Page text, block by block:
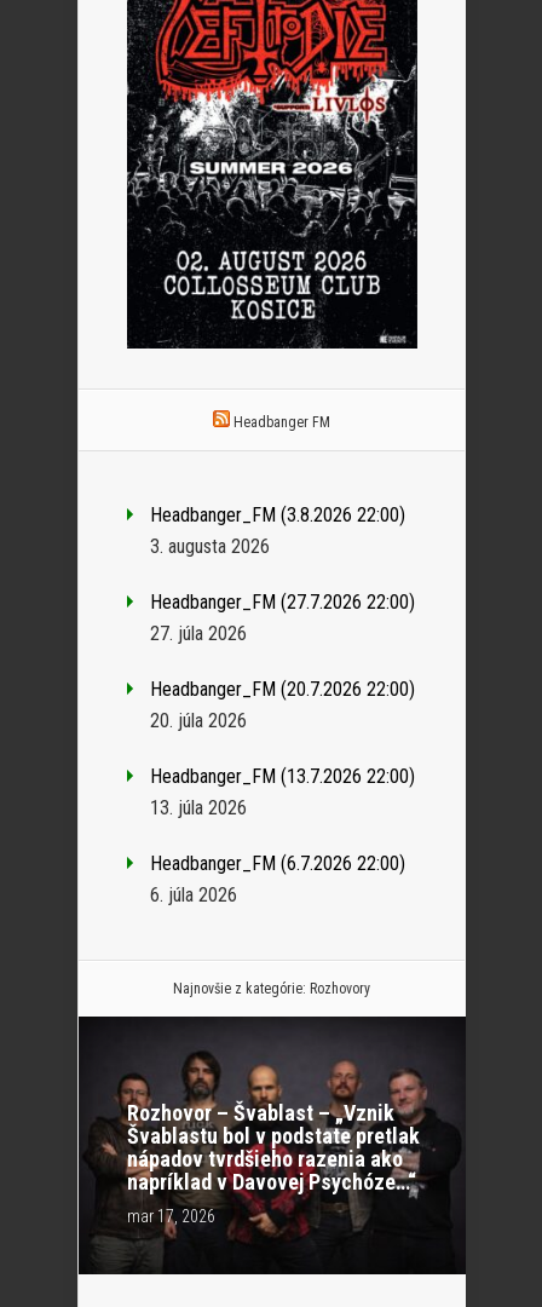
Headbanger FM
Headbanger_FM (3.8.2026 22:00)
3. augusta 2026
Headbanger_FM (27.7.2026 22:00)
27. júla 2026
Headbanger_FM (20.7.2026 22:00)
20. júla 2026
Headbanger_FM (13.7.2026 22:00)
13. júla 2026
Headbanger_FM (6.7.2026 22:00)
6. júla 2026
Najnovšie z kategórie: Rozhovory
Rozhovor – Švablast – „Vznik
Švablastu bol v podstate pretlak
nápadov tvrdšieho razenia ako
napríklad v Davovej Psychóze…“
mar 17, 2026